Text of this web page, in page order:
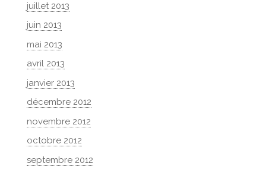
juillet 2013
juin 2013
mai 2013
avril 2013
janvier 2013
décembre 2012
novembre 2012
octobre 2012
septembre 2012